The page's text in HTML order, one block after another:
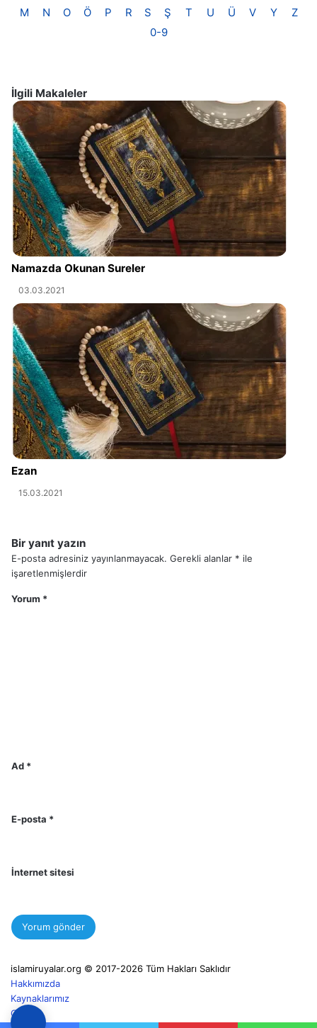
M
N O Ö P R S Ş T U Ü V Y
Z
0-9
İlgili Makaleler
Namazda Okunan Sureler
03.03.2021
Ezan
15.03.2021
Bir yanıt yazın
E-posta adresiniz yayınlanmayacak. Gerekli alanlar * ile
işaretlenmişlerdir
Yorum *
Ad *
E-posta *
İnternet sitesi
islamiruyalar.org © 2017-2026 Tüm Hakları Saklıdır
Hakkımızda
Kaynaklarımız
Gizlilik